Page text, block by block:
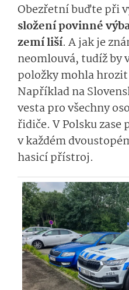
Obezřetní buďte při
složení povinné
zemí liší. A jak je
neomlouvá, tudíž by
položky mohla
Například na
vesta pro všechny
řidiče. V Polsku
v každém
hasicí přístroj.